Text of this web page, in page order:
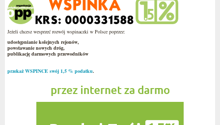
Jeżeli chcesz wesprzeć rozwój wspinaczki w Polsce poprzez:
udostępnianie kolejnych rejonów,
powstawanie nowych dróg,
publikację darmowych przewodników
przekaż WSPINCE swój 1,5 % podatku.